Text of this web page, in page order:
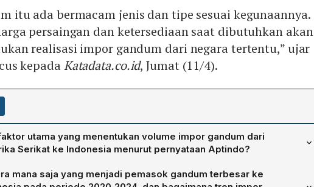
itu ada bermacam jenis dan tipe sesuai kegunaannya.
persaingan dan ketersediaan saat dibutuhkan akan
realisasi impor gandum dari negara tertentu,” ujar
kepadaKatadata.co.id, Jumat (11/4).
utama yang menentukan volume impor gandum dari
Serikat ke Indonesia menurut pernyataan Aptindo?
menekankan bahwa volume impor gandum dari AS akan mengikuti
pasar, yaitu kompetisi harga dan ketersediaan pasokan serta
mana saja yang menjadi pemasok gandum terbesar ke